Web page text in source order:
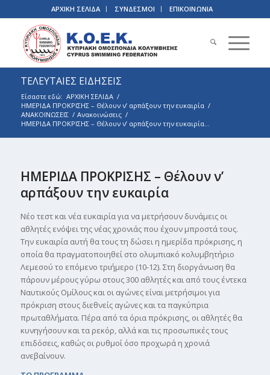
ΑΡΧΙΚΗ ΣΕΛΙΔΑ ΣΥΝΔΕΣΜΟΙ ΕΠΙΚΟΙΝΩΝΙΑ
ΤΕΛΕΥΤΑΙΕΣ ΕΙΔΗΣΕΙΣ
Είσαστε εδώ: ΑΡΧΙΚΗ ΣΕΛΙΔΑ /
ΗΜΕΡΙΔΑ ΠΡΟΚΡΙΣΗΣ – Θέλουν ν’ αρπάξουν την ευκαιρία /
ΑΝΑΚΟΙΝΩΣΕΙΣ / Ανακοινώσεις /
ΗΜΕΡΙΔΑ ΠΡΟΚΡΙΣΗΣ – Θέλουν ν’ αρπάξουν την ευκαιρία...
ΗΜΕΡΙΔΑ ΠΡΟΚΡΙΣΗΣ – Θέλουν ν’
αρπάξουν την ευκαιρία
Νέο τεστ και νέα ευκαιρία για να μετρήσουν δυνάμεις οι
αθλητές ενόψει της νέας χρονιάς που έχουν μπροστά τους.
Την ευκαιρία αυτή θα τους τη δώσει η ημερίδα πρόκρισης, η
οποία θα πραγματοποιηθεί στο ολυμπιακό κολυμβητήριο
Λεμεσού το επόμενο τριήμερο (10-12). Στη διοργάνωση θα
πάρουν μέρους γύρω στους 300 αθλητές και από τους έντεκα
Ναυτικούς Ομίλους και οι αγώνες είναι μετρήσιμοι για
πρόκριση στους διεθνείς αγώνες και τα παγκύπρια
πρωταθλήματα. Πέρα από τα όρια πρόκρισης, οι αθλητές θα
κυνηγήσουν και τα ρεκόρ, αλλά και τις προσωπικές τους
επιδόσεις, καθώς οι ρυθμοί όσο προχωρά η χρονιά
ανεβαίνουν.